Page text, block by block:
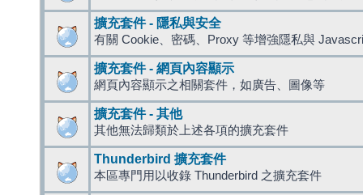
擴充套件 - 隱私與安全
有關 Cookie、密碼、Proxy 等增強隱私與
擴充套件 - 網頁內容顯示
網頁內容顯示之相關套件，如廣告、圖像等
擴充套件 - 其他
其他無法歸類於上述各項的擴充套件
Thunderbird 擴充套件
本區專門用以收錄 Thunderbird 之擴充套件